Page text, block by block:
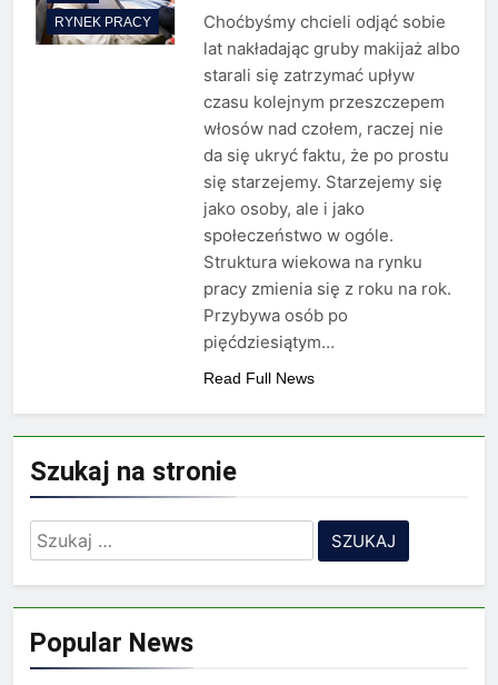
wiedzieć?
2 Lata Ago
Co to jest zespół
rozproszony?
2 Lata Ago
Przewodnik po odliczaniu
VAT od paliwa: pełne,
częściowe i minimalne
odliczenia
2 Lata Ago
Kserokopiarki Konica
Minolta – kiedy wybrać
kolorowe, a kiedy czarno-
białe?
2 Lata Ago
Na czym polega
rozliczanie podatku?
2 Lata Ago
RYNEK PRACY
Choćbyśmy chcieli odjąć sobie
lat nakładając gruby makijaż albo
starali się zatrzymać upływ
czasu kolejnym przeszczepem
włosów nad czołem, raczej nie
da się ukryć faktu, że po prostu
się starzejemy. Starzejemy się
jako osoby, ale i jako
społeczeństwo w ogóle.
Struktura wiekowa na rynku
pracy zmienia się z roku na rok.
Przybywa osób po
pięćdziesiątym…
Read Full News
Szukaj na stronie
Szukaj:
Popular News